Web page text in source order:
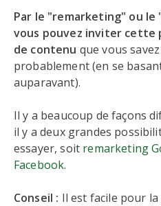
Par le "remarketing" ou
vous pouvez inviter cette
de contenu que vous
probablement (en se
auparavant).
Il y a beaucoup de façons
il y a deux grandes
essayer, soit remarketing
Facebook.
Conseil : Il est facile pour